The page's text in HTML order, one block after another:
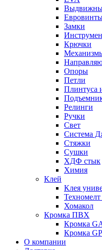
Замки
Крючки
Опоры
Петли
Плинтуса
Релинги
Ручки
Свет
Система
Стяжки
Сушки
ХДФ стык
Химия
Клей
Клея
Хомакол
Кромка ПВХ
Кромка
Кромка
О компании